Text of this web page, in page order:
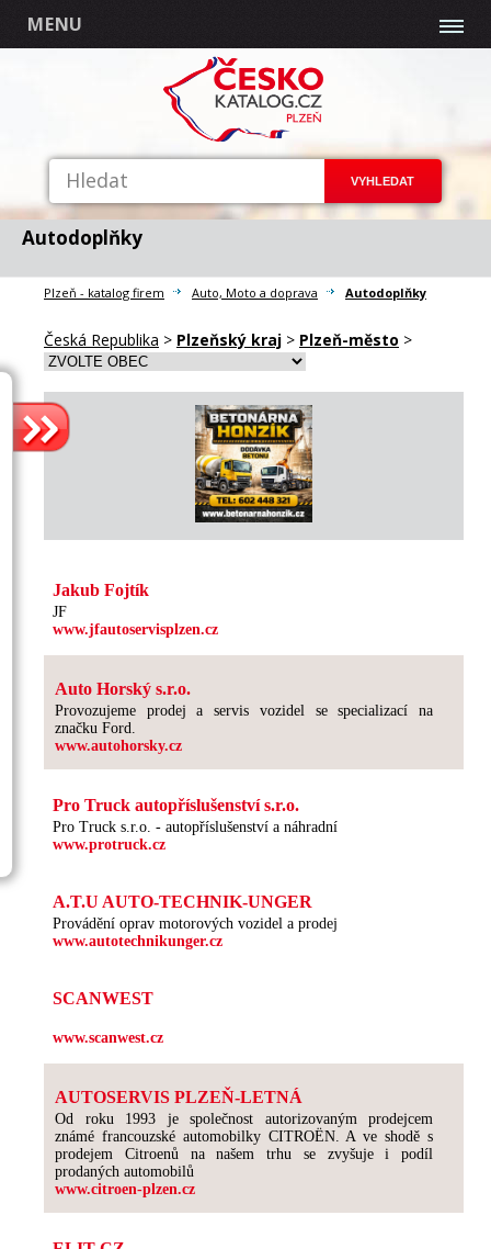
MENU
Autodoplňky
Plzeň - katalog firem Auto, Moto a doprava Autodoplňky
Česká Republika > Plzeňský kraj > Plzeň-město >
Jakub Fojtík
JF
www.jfautoservisplzen.cz
Auto Horský s.r.o.
Provozujeme prodej a servis vozidel se specializací na
značku Ford.
www.autohorsky.cz
Pro Truck autopříslušenství s.r.o.
Pro Truck s.r.o. - autopříslušenství a náhradní
www.protruck.cz
A.T.U AUTO-TECHNIK-UNGER
Provádění oprav motorových vozidel a prodej
www.autotechnikunger.cz
SCANWEST
www.scanwest.cz
AUTOSERVIS PLZEŇ-LETNÁ
Od roku 1993 je společnost autorizovaným prodejcem
známé francouzské automobilky CITROËN. A ve shodě s
prodejem Citroenů na našem trhu se zvyšuje i podíl
prodaných automobilů
www.citroen-plzen.cz